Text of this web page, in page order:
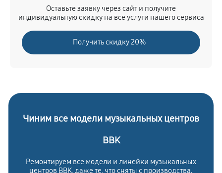
Ремонт материнской платы
900 руб 60 минут
Замена кнопок
Оставьте заявку через сайт и получите
индивидуальную скидку на все услуги нашего сервиса
Получить скидку 20%
Чиним все модели музыкальных центров
BBK
Ремонтируем все модели и линейки музыкальных
центров BBK, даже те, что сняты с производства.